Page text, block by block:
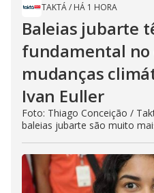
TAKTÁ/ HÁ 1 HORA
Baleias jubarte
fundamental no
mudanças
Ivan Euller
Foto: Thiago Conceição /
baleias jubarte são muito